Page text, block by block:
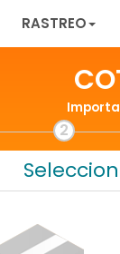
RASTREO
2